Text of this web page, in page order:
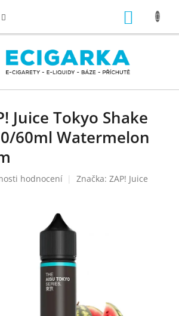
Juice Tokyo Shake
60ml Watermelon
hodnocení Značka: ZAP! Juice